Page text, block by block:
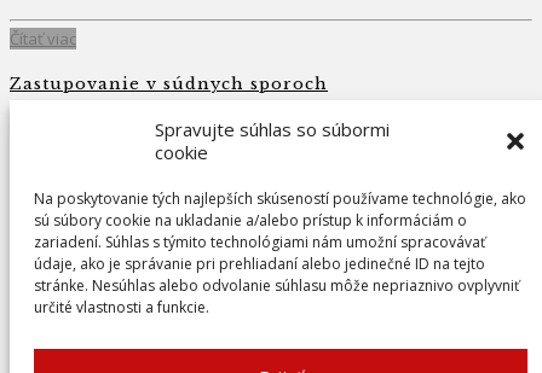
Spravujte súhlas so súbormi
cookie
Na poskytovanie tých najlepších skúseností používame technológie, ako
sú súbory cookie na ukladanie a/alebo prístup k informáciám o
zariadení. Súhlas s týmito technológiami nám umožní spracovávať
údaje, ako je správanie pri prehliadaní alebo jedinečné ID na tejto
stránke. Nesúhlas alebo odvolanie súhlasu môže nepriaznivo ovplyvniť
určité vlastnosti a funkcie.
Čítať viac
Zastupovanie v súdnych sporoch
Adresa
Pribinova 9, 940 01 Nové Zámky
Advokátska kancelária Timoranská & Štofková s.r.o.